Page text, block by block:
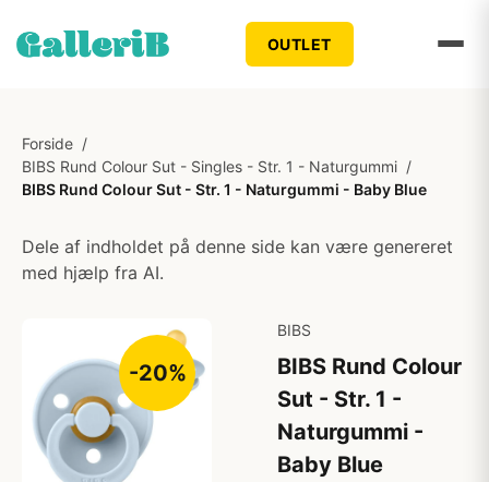
OUTLET
Forside /
BIBS Rund Colour Sut - Singles - Str. 1 - Naturgummi /
BIBS Rund Colour Sut - Str. 1 - Naturgummi - Baby Blue
Dele af indholdet på denne side kan være genereret
med hjælp fra AI.
-20%
BIBS
BIBS Rund Colour
Sut - Str. 1 -
Naturgummi -
Baby Blue